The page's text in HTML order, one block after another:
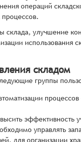
операций
улучшение
складом
группы
эффективность
управлять
для организации